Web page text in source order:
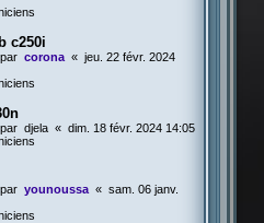
c250i
corona « jeu. 22 févr. 2024
djela « dim. 18 févr. 2024 14:05
younoussa « sam. 06 janv.